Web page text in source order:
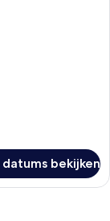
bekijken